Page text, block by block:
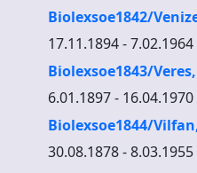
Biolexsoe1842/
17.11.1894 - 7.02.1964
Biolexsoe1843/
6.01.1897 - 16.04.1970
Biolexsoe1844/
30.08.1878 - 8.03.1955